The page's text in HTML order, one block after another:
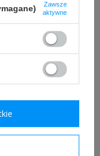
4,50 zł
niemiecka z
Zawsze
aktywne